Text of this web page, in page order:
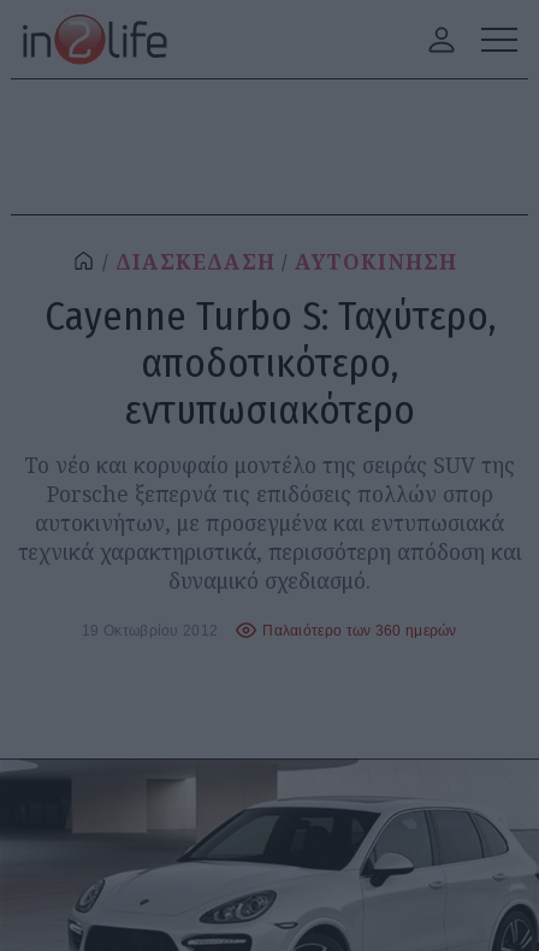
ΔΙΑΣΚΕΔΑΣΗ ΑΥΤΟΚΙΝΗΣΗ
Cayenne Turbo S: Ταχύτερο,
αποδοτικότερο,
εντυπωσιακότερο
Το νέο και κορυφαίο μοντέλο της σειράς SUV της
Porsche ξεπερνά τις επιδόσεις πολλών σπορ
αυτοκινήτων, με προσεγμένα και εντυπωσιακά
τεχνικά χαρακτηριστικά, περισσότερη απόδοση και
δυναμικό σχεδιασμό.
19 Οκτωβρίου 2012 Παλαιότερο των 360 ημερών